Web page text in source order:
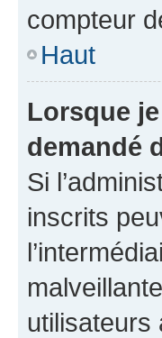
compteur
Haut
Lorsque
demandé
Si
inscrits
utilisateurs